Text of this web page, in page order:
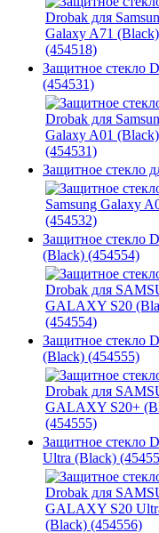
Защитное стекло
(454531)
Защитное стекло
Защитное стекло
(Black) (454554)
Защитное стекло
(Black) (454555)
Защитное стекло
Ultra (Black)